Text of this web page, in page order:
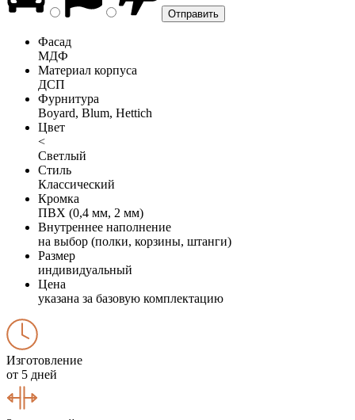
Фасад
МДФ
Материал корпуса
ДСП
Фурнитура
Boyard, Blum, Hettich
Цвет
<
Светлый
Стиль
Классический
Кромка
ПВХ (0,4 мм, 2 мм)
Внутреннее наполнение
на выбор (полки, корзины, штанги)
Размер
индивидуальный
Цена
указана за базовую комплектацию
Изготовление
от 5 дней